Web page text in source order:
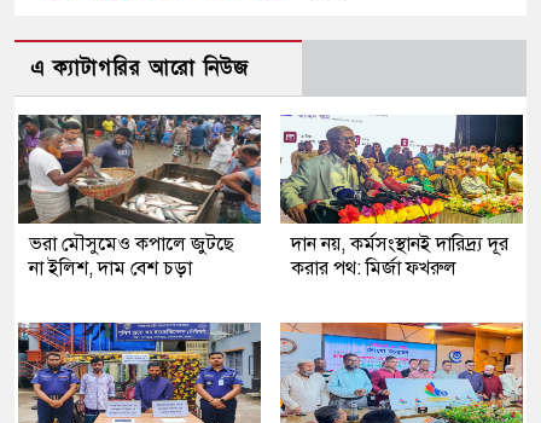
এ ক্যাটাগরির আরো নিউজ
ভরা মৌসুমেও কপালে জুটছে
না ইলিশ, দাম বেশ চড়া
দান নয়, কর্মসংস্থানই দারিদ্র্য দূর
করার পথ: মির্জা ফখরুল